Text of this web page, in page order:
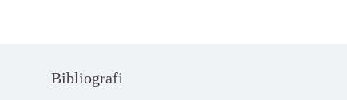
Bibliografi